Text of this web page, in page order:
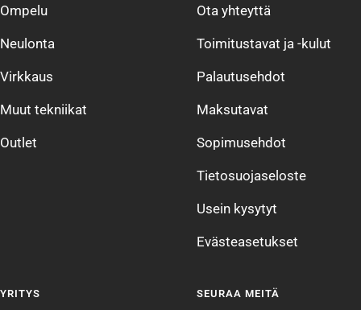
Ompelu
Neulonta
Virkkaus
Muut tekniikat
Outlet
Ota yhteyttä
Toimitustavat ja -kulut
Palautusehdot
Maksutavat
Sopimusehdot
Tietosuojaseloste
Usein kysytyt
Evästeasetukset
YRITYS SEURAA MEITÄ